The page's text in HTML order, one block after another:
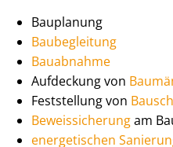
Bauplanung
Baubegleitung
Bauabnahme
Aufdeckung von
Feststellung von
Beweissicherungam
energetischen